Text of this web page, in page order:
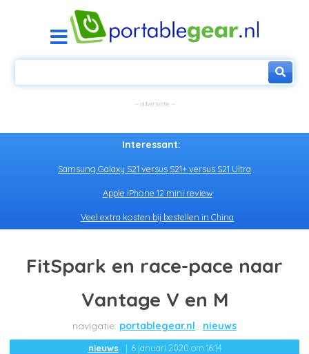
Interessant:
Samsung Galaxy S21 versus S21+ versus S21 Ultra
Apple iPhone 12 mini review
Veel extra kosten bij bestellen in China
FitSpark en race-pace naar
Vantage V en M
portablegear.nl nieuws
nieuws 6 januari 2020 om 16:14